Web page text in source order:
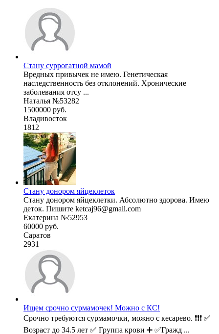
Стану суррогатной мамой
Вредных привычек не имею. Генетическая
наследственность без отклонений. Хронические
заболевания отсу ...
Наталья №53282
1500000 руб.
Владивосток
1812
Стану донором яйцеклеток
Стану донором яйцеклетки. Абсолютно здорова. Имею
деток. Пишите ketcaj96@gmail.com
Екатерина №52953
60000 руб.
Саратов
2931
Ищем срочно сурмамочек! Можно с КС!
Срочно требуются сурмамочки, можно с кесарево. ❗❗❗ ✅
Возраст до 34.5 лет ✅ Группа крови ➕ ✅Гражд ...